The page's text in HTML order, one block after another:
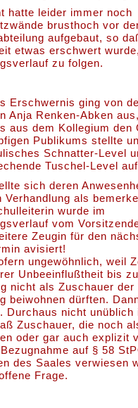
hatte leider immer noch
brusthoch vor
aufgebaut, so
etwas erschwert
zu folgen.
Erschwernis ging von
Anja Renken-Abken
aus dem Kollegium den
Publikums stellte
Schnatter-Level
Tuschel-Level
sich deren
Verhandlung als
wurde im
vom
Zeugin für den
avisiert!
ungewöhnlich, weil
Unbeeinflußtheit bis
nicht als Zuschauer der
beiwohnen dürften.
Durchaus nicht unüblich
Zuschauer, die noch
oder gar auch explizit
auf § 58
des Saales verwiesen
Frage.